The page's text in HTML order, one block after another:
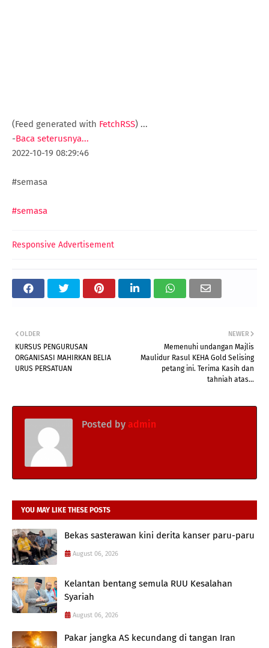
(Feed generated with FetchRSS) ...
-Baca seterusnya...
2022-10-19 08:29:46
#semasa
#semasa
Responsive Advertisement
NEWER
Memenuhi undangan Majlis
Maulidur Rasul KEHA Gold Selising
petang ini. Terima Kasih dan
tahniah atas...
OLDER
KURSUS PENGURUSAN
ORGANISASI MAHIRKAN BELIA
URUS PERSATUAN
Posted by admin
YOU MAY LIKE THESE POSTS
Bekas sasterawan kini derita kanser paru-paru
August 06, 2026
Kelantan bentang semula RUU Kesalahan
Syariah
August 06, 2026
Pakar jangka AS kecundang di tangan Iran